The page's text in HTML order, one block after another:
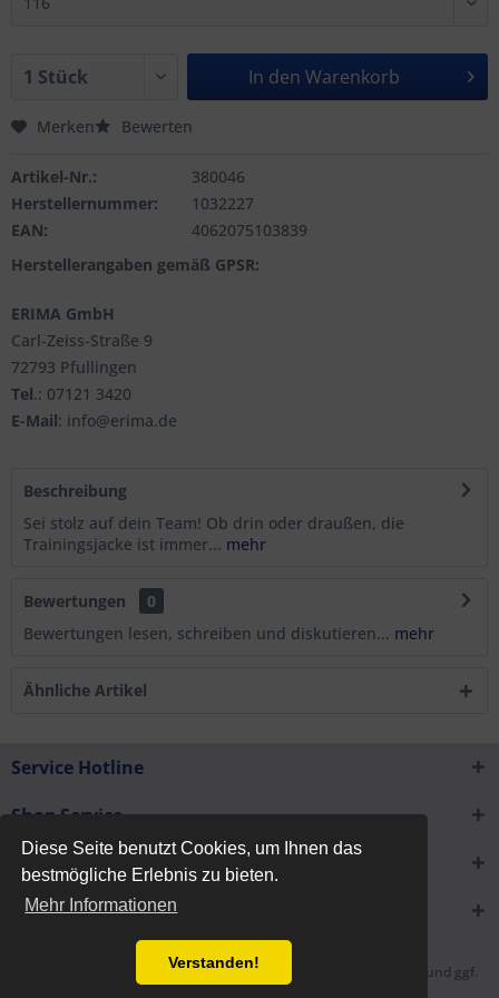
Diese Seite benutzt Cookies, um Ihnen das
bestmögliche Erlebnis zu bieten.
Mehr Informationen
Verstanden!
In den Warenkorb
Merken Bewerten
Artikel-Nr.:
380046
Herstellernummer:
1032227
EAN:
4062075103839
Herstellerangaben gemäß GPSR:
ERIMA GmbH
Carl-Zeiss-Straße 9
72793 Pfullingen
Tel.: 07121 3420
E-Mail: info@erima.de
Beschreibung
Sei stolz auf dein Team! Ob drin oder draußen, die
Trainingsjacke ist immer... mehr
Bewertungen
0
Bewertungen lesen, schreiben und diskutieren... mehr
Ähnliche Artikel
Service Hotline
Shop Service
Informationen
Newsletter
* Alle Preise inkl. gesetzl. Mehrwertsteuer zzgl.
und ggf.